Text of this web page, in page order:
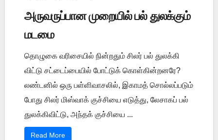
அருவருப்பான முறையில் பல் துலக்கும்
மடமை
தொழுகை வரிசையில் நின்றதும் சிலர் பல் துலக்கி
விட்டு சட்டைப்பையில் போட்டுக் கொள்கின்றனரே?
லண்டனில் ஒரு பள்ளிவாசலில், இகாமத் சொல்லப்படும்
போது சிலர் மிஸ்வாக் குச்சியை எடுத்து, லேசாகப் பல்
துலக்கிவிட்டு, அந்தக் குச்சியை ...
Read More